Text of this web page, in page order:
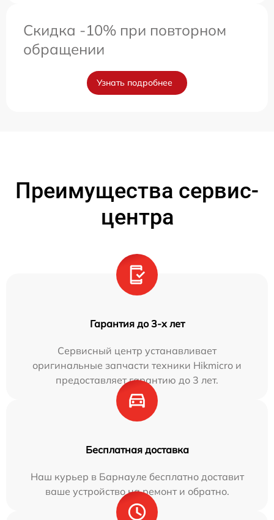
Скидка -10% при повторном
обращении
Узнать подробнее
Преимущества сервис-
центра
Гарантия до 3-х лет
Сервисный центр устанавливает
оригинальные запчасти техники Hikmicro и
предоставляет гарантию до 3 лет.
Бесплатная доставка
Наш курьер в Барнауле бесплатно доставит
ваше устройство на ремонт и обратно.